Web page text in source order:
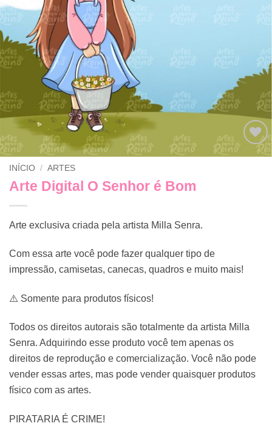
Adicionar
INÍCIO / ARTES
Arte Digital O Senhor é Bom
Arte exclusiva criada pela artista Milla Senra.
Com essa arte você pode fazer qualquer tipo de
impressão, camisetas, canecas, quadros e muito mais!
⚠️ Somente para produtos físicos!
Todos os direitos autorais são totalmente da artista Milla
Senra. Adquirindo esse produto você tem apenas os
direitos de reprodução e comercialização. Você não pode
vender essas artes, mas pode vender quaisquer produtos
físico com as artes.
PIRATARIA É CRIME!